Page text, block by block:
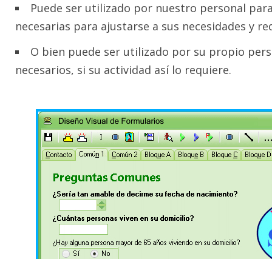
Puede ser utilizado por nuestro personal
necesarias para ajustarse a sus necesidades y
O bien puede ser utilizado por su propio
necesarios, si su actividad así lo requiere.